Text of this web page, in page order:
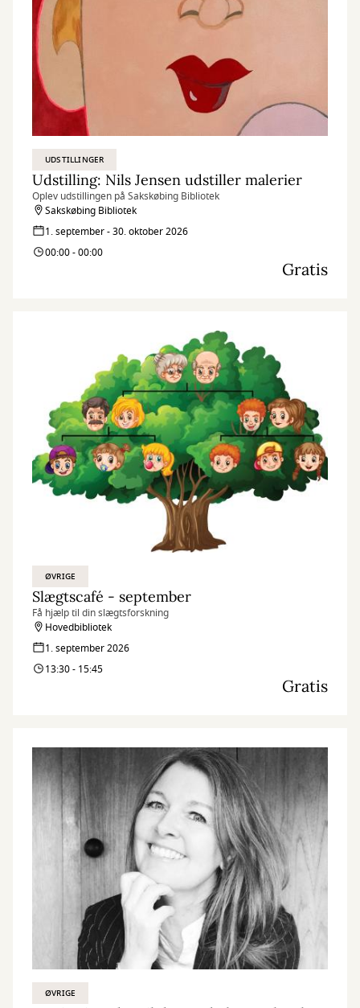
UDSTILLINGER
Udstilling: Nils Jensen udstiller malerier
Oplev udstillingen på Sakskøbing Bibliotek
Sakskøbing Bibliotek
1. september - 30. oktober 2026
00:00 - 00:00
Gratis
ØVRIGE
Slægtscafé - september
Få hjælp til din slægtsforskning
Hovedbibliotek
1. september 2026
13:30 - 15:45
Gratis
ØVRIGE